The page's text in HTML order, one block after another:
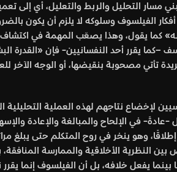
مسار التحليل والربط والتعليل، أي
الفيلسوف وسلوكه لا يلزم أن يكون
» كما يقول، وهذا يصعّب المهمة في اكتشاف
–كما يقرر أحد النفسانيين- فإن «القدرة
تأتي مصحوبة بنقيضها، أو الوجه الآخر
لإخضاع نتاجهم لهذه العملية التحليلية
في الإلحاح والمبالغة والإعادة
وهو ينخر في روح المتكلم حتى يبلغ
النظرية الأخلاقية والممارسة
يفعل خلافه، بل أن الفيلسوف إنما